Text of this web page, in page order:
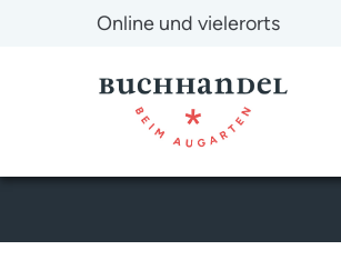
Online und vielerorts